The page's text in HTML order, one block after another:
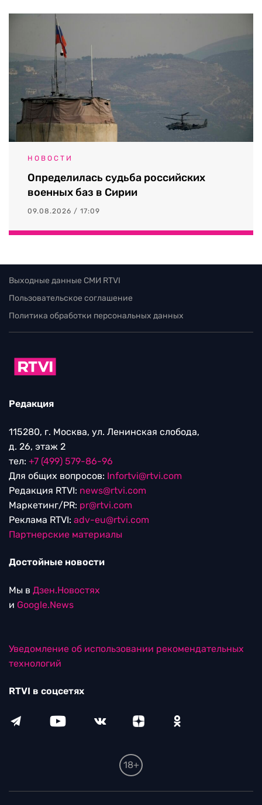
НОВОСТИ
Определилась судьба российских
военных баз в Сирии
09.08.2026 / 17:09
Выходные данные СМИ RTVI
Пользовательское соглашение
Политика обработки персональных данных
Редакция
115280, г. Москва, ул. Ленинская слобода,
д. 26, этаж 2
тел: +7 (499) 579-86-96
Для общих вопросов: Infortvi@rtvi.com
Редакция RTVI: news@rtvi.com
Маркетинг/PR: pr@rtvi.com
Реклама RTVI: adv-eu@rtvi.com
Партнерские материалы
Достойные новости
Мы в Дзен.Новостях
и Google.News
Уведомление об использовании рекомендательных
технологий
RTVI в соцсетях
18+